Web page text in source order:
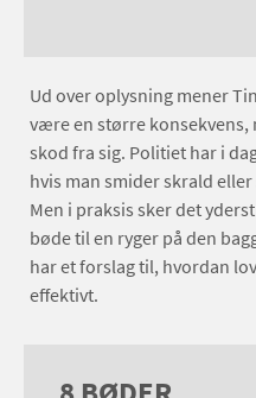
Ud over oplysning mener
være en større
skod fra sig. Politiet har i
hvis man smider skrald
Men i praksis sker det
bøde til en ryger på den
har et forslag til, hvordan
effektivt.